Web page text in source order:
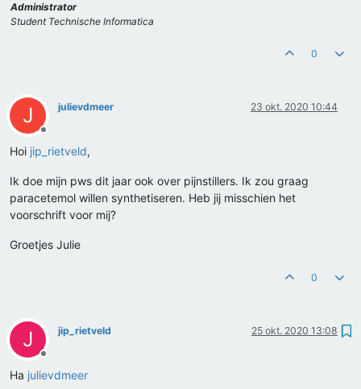
Administrator
Student Technische Informatica
0
J
Offline
julievdmeer 23 okt. 2020 10:44
Hoi jip_rietveld,
Ik doe mijn pws dit jaar ook over pijnstillers. Ik zou graag
paracetemol willen synthetiseren. Heb jij misschien het
voorschrift voor mij?
Groetjes Julie
0
J
Offline
jip_rietveld 25 okt. 2020 13:08
Ha julievdmeer